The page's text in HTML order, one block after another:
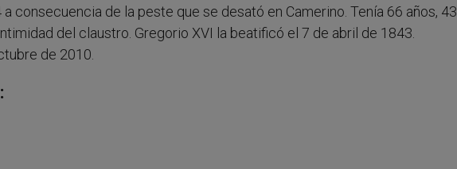
consecuencia de la peste que se desató en Camerino. Tenía 66 años, 43
del claustro. Gregorio XVI la beatificó el 7 de abril de 1843.
de 2010.